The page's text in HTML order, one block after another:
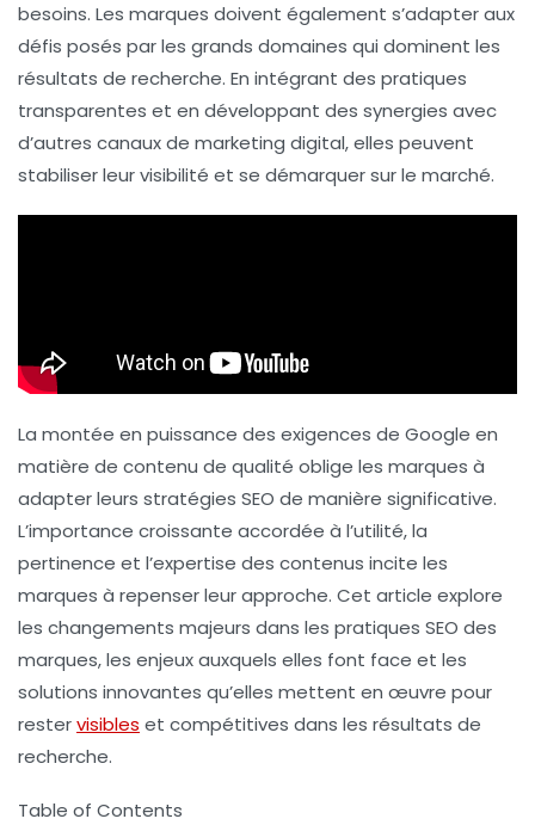
besoins. Les marques doivent également s’adapter aux
défis posés par les grands domaines qui dominent les
résultats de recherche. En intégrant des pratiques
transparentes et en développant des synergies avec
d’autres canaux de marketing digital, elles peuvent
stabiliser leur visibilité et se démarquer sur le marché.
La montée en puissance des exigences de Google en
matière de contenu de qualité oblige les marques à
adapter leurs stratégies SEO de manière significative.
L’importance croissante accordée à l’utilité, la
pertinence et l’expertise des contenus incite les
marques à repenser leur approche. Cet article explore
les changements majeurs dans les pratiques SEO des
marques, les enjeux auxquels elles font face et les
solutions innovantes qu’elles mettent en œuvre pour
restervisibles et compétitives dans les résultats de
recherche.
Table of Contents